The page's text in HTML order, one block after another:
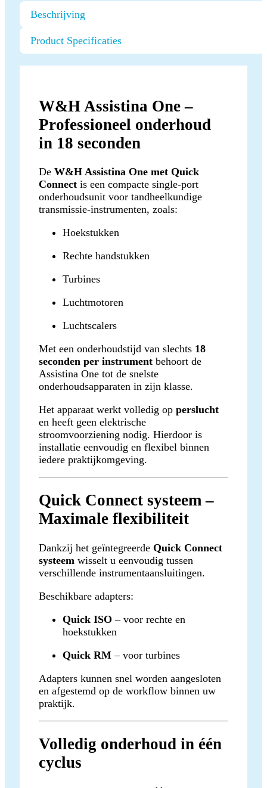
Beschrijving
Product Specificaties
W&H Assistina One –
Professioneel onderhoud
in 18 seconden
De W&H Assistina One met Quick
Connect is een compacte single-port
onderhoudsunit voor tandheelkundige
transmissie-instrumenten, zoals:
Hoekstukken
Rechte handstukken
Turbines
Luchtmotoren
Luchtscalers
Met een onderhoudstijd van slechts 18
seconden per instrument behoort de
Assistina One tot de snelste
onderhoudsapparaten in zijn klasse.
Het apparaat werkt volledig op perslucht
en heeft geen elektrische
stroomvoorziening nodig. Hierdoor is
installatie eenvoudig en flexibel binnen
iedere praktijkomgeving.
Quick Connect systeem –
Maximale flexibiliteit
Dankzij het geïntegreerde Quick Connect
systeem wisselt u eenvoudig tussen
verschillende instrumentaansluitingen.
Beschikbare adapters:
Quick ISO – voor rechte en
hoekstukken
Quick RM – voor turbines
Adapters kunnen snel worden aangesloten
en afgestemd op de workflow binnen uw
praktijk.
Volledig onderhoud in één
cyclus